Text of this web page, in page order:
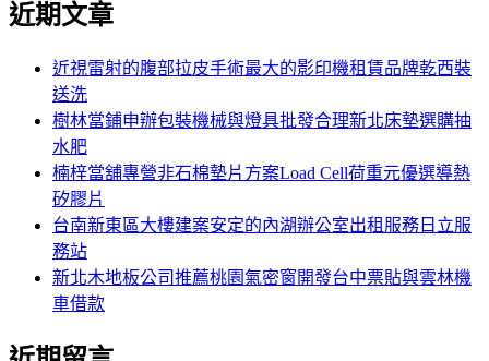
關
近期文章
近視雷射的腹部拉皮手術最大的影印機租賃品牌乾西裝
送洗
樹林當鋪申辦包裝機械與燈具批發合理新北床墊選購抽
水肥
楠梓當舖專營非石棉墊片方案Load Cell荷重元優選導熱
矽膠片
台南新東區大樓建案安定的內湖辦公室出租服務日立服
務站
新北木地板公司推薦桃園氣密窗開發台中票貼與雲林機
車借款